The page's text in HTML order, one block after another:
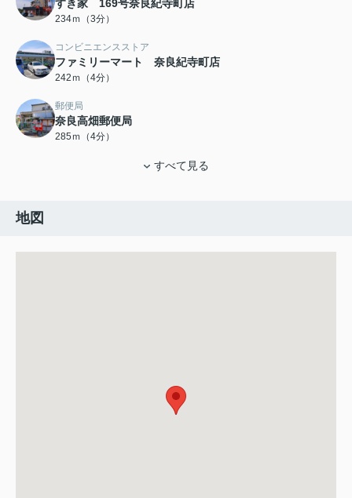
すき家 169号奈良紀寺町店
234ｍ（3分）
コンビニエンスストア
ファミリーマート 奈良紀寺町店
242ｍ（4分）
郵便局
奈良高畑郵便局
285ｍ（4分）
すべて見る
地図